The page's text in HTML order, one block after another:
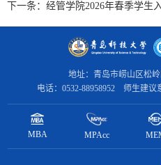
下一条： 经管学院2026年春季学生
地址：青岛市崂山区松
电话：0532-88958952 师生建议
MBA MPAcc